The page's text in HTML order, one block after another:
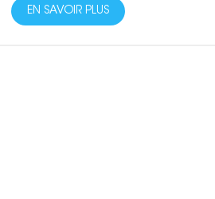
EN SAVOIR PLUS